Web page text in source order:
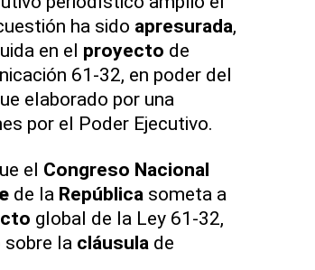
ha sido apresurada,
en el proyecto de
61-32, en poder del
elaborado por una
por el Poder Ejecutivo.
el Congreso Nacional
de la República someta a
global de la Ley 61-32,
la cláusula de